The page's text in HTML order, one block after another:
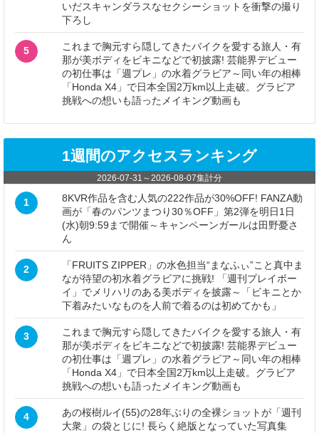
いだスキャンダラスなセクシーショットを衝撃の撮り
下ろし
5
これまで胸元すら隠してきたバイクを愛する旅人・有
那が美ボディをビキニなどで初披露! 芸能界デビュー
の初仕事は「週プレ」の水着グラビア～同い年の相棒
「Honda X4」で日本全国2万km以上走破。グラビア
挑戦への想いも語ったメイキング動画も
1週間のアクセスランキング
2026-07-31 ～2026-08-07集計分
1
8KVR作品を含む人気の222作品が30%OFF! FANZA動
画が「春のパンツまつり30％OFF」第2弾を明日1日
(水)朝9:59まで開催～キャンペーンガールは田野憂さ
ん
2
「FRUITS ZIPPER」の水色担当“まなふぃ”こと真中ま
なが待望の初水着グラビアに挑戦! 「週刊プレイボー
イ」でメリハリのある美ボディを披露～「ビキニとか
下着みたいなものを人前で着るのは初めてかも」
3
これまで胸元すら隠してきたバイクを愛する旅人・有
那が美ボディをビキニなどで初披露! 芸能界デビュー
の初仕事は「週プレ」の水着グラビア～同い年の相棒
「Honda X4」で日本全国2万km以上走破。グラビア
挑戦への想いも語ったメイキング動画も
4
あの桜樹ルイ(55)の28年ぶりの全裸ショットが「週刊
大衆」の袋とじに! 長らく絶版となっていた写真集